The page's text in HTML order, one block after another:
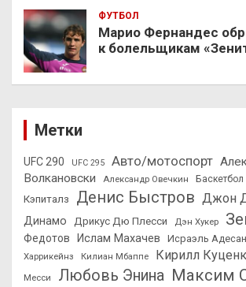
ФУТБОЛ
Марио Фернандес
к болельщикам
Метки
UFC 290 UFC 295 Авто/мотоспорт
Волкановски
Александр Овечкин Баскетбол
Кэпиталз
Денис Быстров Джон
Динамо Дрикус Дю Плесси Дэн Хукер
Федотов
Ислам Махачев Исраэль
Харрикейнз
Килиан Мбаппе Кирилл
Месси
Любовь Энина Максим